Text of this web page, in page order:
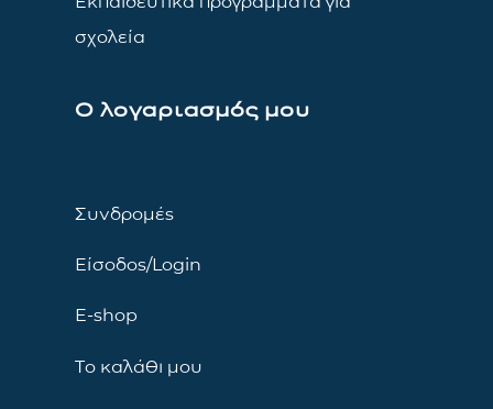
σχολεία
Ο λογαριασμός μου
Συνδρομές
Είσοδος/Login
E-shop
Το καλάθι μου